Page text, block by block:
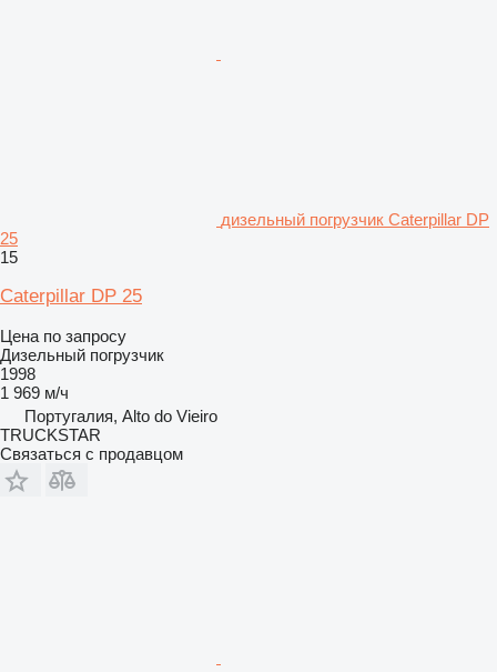
дизельный погрузчик Caterpillar DP
25
15
Caterpillar DP 25
Цена по запросу
Дизельный погрузчик
1998
1 969 м/ч
Португалия, Alto do Vieiro
TRUCKSTAR
Связаться с продавцом